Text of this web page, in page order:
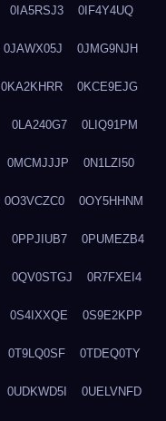
0IA5RSJ3 0IF4Y4UQ
0JAWX05J 0JMG9NJH
0KA2KHRR 0KCE9EJG
0LA240G7 0LIQ91PM
0MCMJJJP 0N1LZI50
0O3VCZC0 0OY5HHNM
0PPJIUB7 0PUMEZB4
0QV0STGJ 0R7FXEI4
0S4IXXQE 0S9E2KPP
0T9LQ0SF 0TDEQ0TY
0UDKWD5I 0UELVNFD